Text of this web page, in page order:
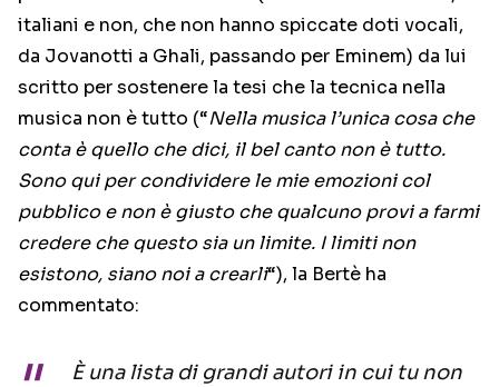
italiani e non, che non hanno spiccate doti vocali,
da Jovanotti a Ghali, passando per Eminem) da lui
scritto per sostenere la tesi che la tecnica nella
musica non è tutto (“Nella musica l’unica cosa che
conta è quello che dici, il bel canto non è tutto.
Sono qui per condividere le mie emozioni col
pubblico e non è giusto che qualcuno provi a farmi
credere che questo sia un limite. I limiti non
esistono, siano noi a crearli“), la Bertè ha
commentato:
È una lista di grandi autori in cui tu non